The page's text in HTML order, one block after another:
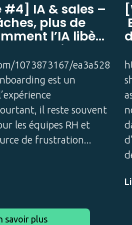
#4] IA & sales –
plus de
l’IA libère
potentiel des
1073873167/ea3a5282de?
est un
il reste souvent
les équipes RH et
de frustration
savoir plus